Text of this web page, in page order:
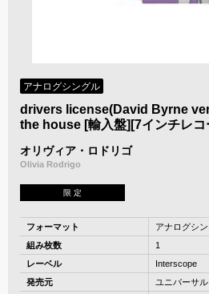
アナログシングル
drivers license(David Byrne
the house [輸入盤][7インチレコ
オリヴィア・ロドリゴ
Olivia Rodrigo
限 定
フォーマット
アナログシ
組み枚数
1
レーベル
Interscope
発売元
ユニバーサ